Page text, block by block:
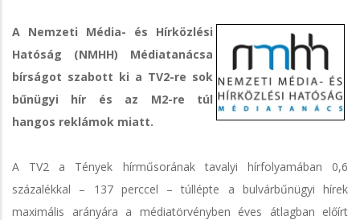
A Nemzeti Média- és Hírközlési
Hatóság (NMHH) Médiatanácsa
bírságot szabott ki a TV2-re sok
bűnügyi hír és az M2-re túl
hangos reklámok miatt.
A TV2 a Tények hírműsorának tavalyi hírfolyamában 0,6
százalékkal – 137 perccel – túllépte a bulvárbűnügyi hírek
maximális arányára a médiatörvényben éves átlagban előírt